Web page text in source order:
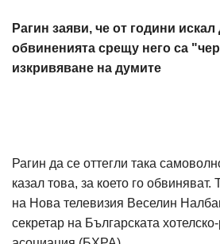
Рагин заяви, че от години искал
обвиненията срещу него са
изкривяване на думите
Рагин да се оттегли така
казал това, за което го
на Нова телевизия Веселин
секретар на Българската